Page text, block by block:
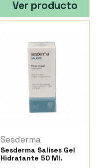
Ver producto
Sesderma
Sesderma Salises Gel
Hidratante 50 Ml.